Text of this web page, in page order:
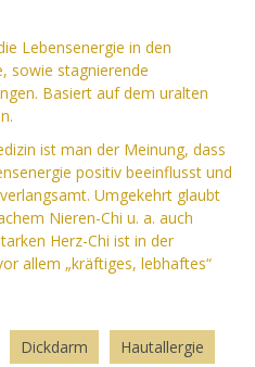
Lebensenergie in den
sowie stagnierende
Basiert auf dem uralten
ist man der Meinung, dass
positiv beeinflusst und
Umgekehrt glaubt
Nieren-Chi u. a. auch
Herz-Chi ist in der
allem „kräftiges, lebhaftes“
Dickdarm Hautallergie